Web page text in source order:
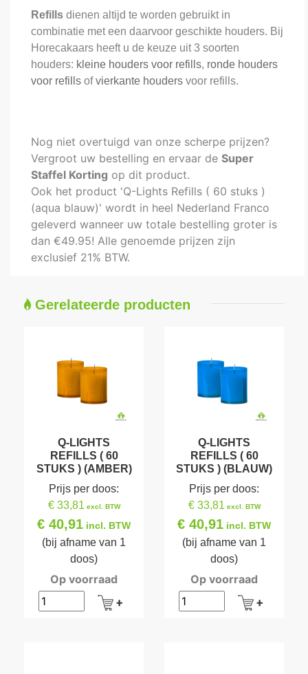
Refills dienen altijd te worden gebruikt in
combinatie met een daarvoor geschikte houders. Bij
Horecakaars heeft u de keuze uit 3 soorten
houders: kleine houders voor refills, ronde houders
voor refills ofvierkante houders voor refills.
Nog niet overtuigd van onze scherpe prijzen?
Vergroot uw bestelling en ervaar de Super
Staffel Korting op dit product.
Ook het product 'Q-Lights Refills ( 60 stuks )
(aqua blauw)' wordt in heel Nederland Franco
geleverd wanneer uw totale bestelling groter is
dan €49.95! Alle genoemde prijzen zijn
exclusief 21% BTW.
Gerelateerde producten
Q-LIGHTS
REFILLS ( 60
STUKS ) (AMBER)
Prijs per doos:
€ 33,81excl. BTW
€ 40,91 incl. BTW
(bij afname van 1
doos)
Op voorraad
Q-LIGHTS
REFILLS ( 60
STUKS ) (BLAUW)
Prijs per doos:
€ 33,81excl. BTW
€ 40,91 incl. BTW
(bij afname van 1
doos)
Op voorraad